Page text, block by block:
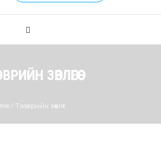
ЗӨВЛӨГӨӨ
/ Тээврийн зөвлөгөө